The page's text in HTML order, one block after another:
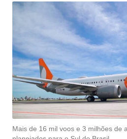
Mais de 16 mil voos e 3 milhões de